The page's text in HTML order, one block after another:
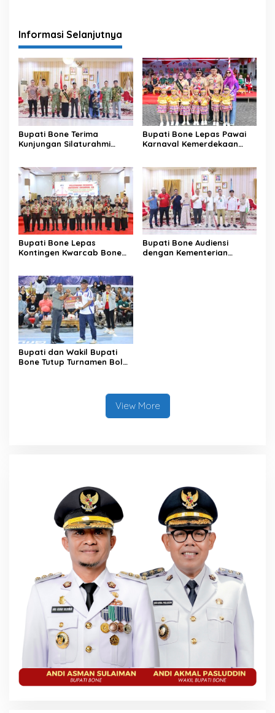
Informasi Selanjutnya
Bupati Bone Terima
Kunjungan Silaturahmi
Bupati Bone Lepas Pawai
Karnaval Kemerdekaan
Bupati Bone Lepas
Kontingen Kwarcab Bone
Bupati Bone Audiensi
dengan Kementerian
Bupati dan Wakil Bupati
Bone Tutup Turnamen Bola
View More